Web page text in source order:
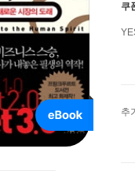
쿠
추